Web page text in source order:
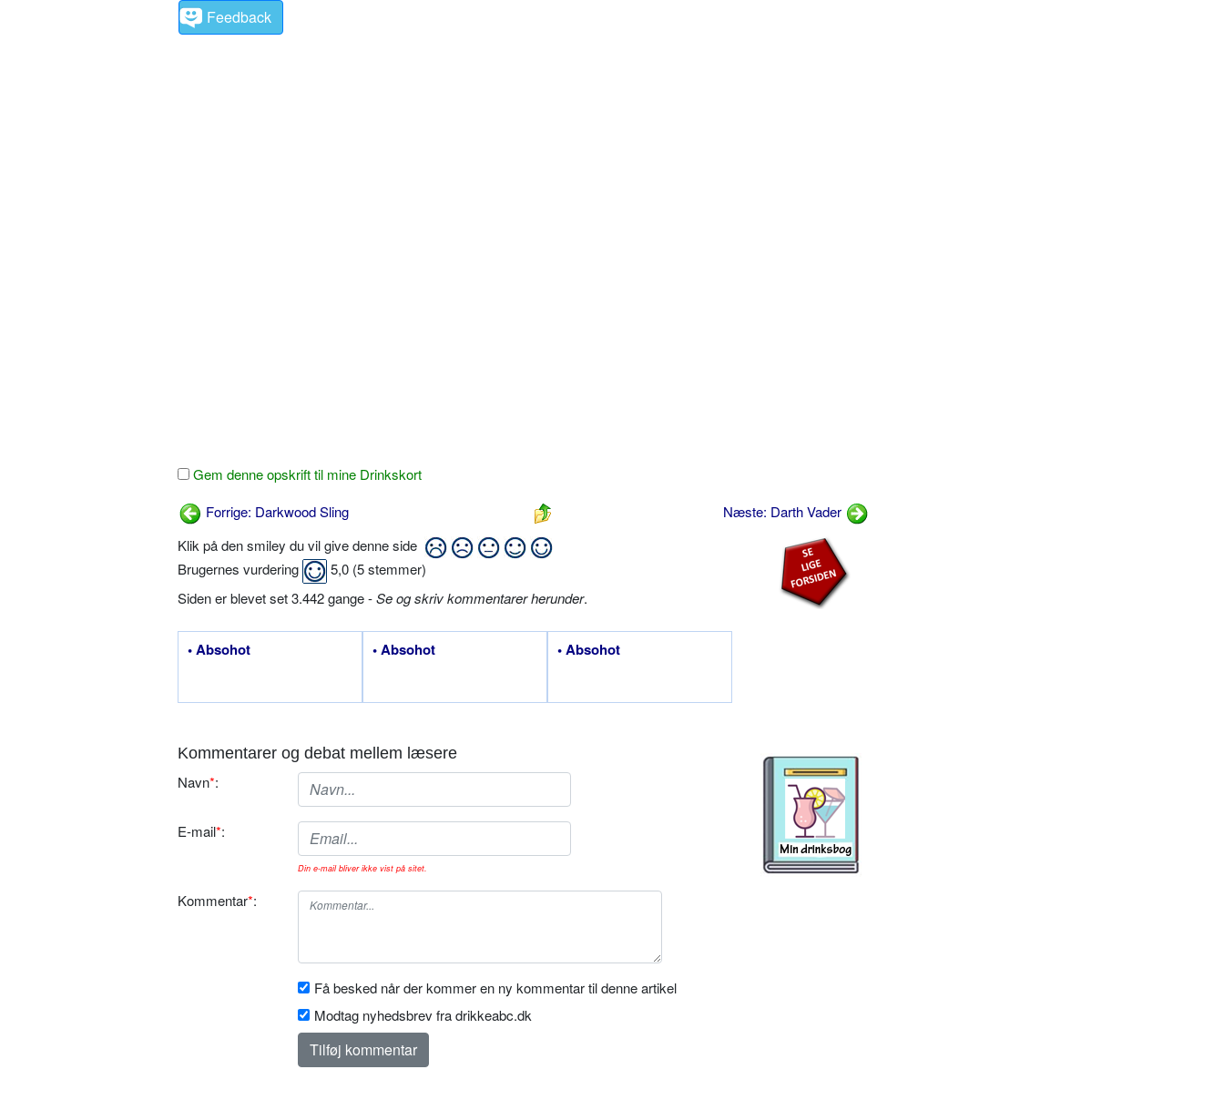
Feedback
Gem denne opskrift til mine Drinkskort
Forrige: Darkwood Sling
Næste: Darth Vader
Klik på den smiley du vil give denne side
Brugernes vurdering
5,0 (5stemmer)
Siden er blevet set 3.442 gange -Se og skriv kommentarer herunder.
• Absohot • Absohot • Absohot
Kommentarer og debat mellem læsere
Navn*:
E-mail*:
Din e-mail bliver ikke vist på sitet.
Kommentar*:
Få besked når der kommer en ny kommentar til denne artikel
Modtag nyhedsbrev fra drikkeabc.dk